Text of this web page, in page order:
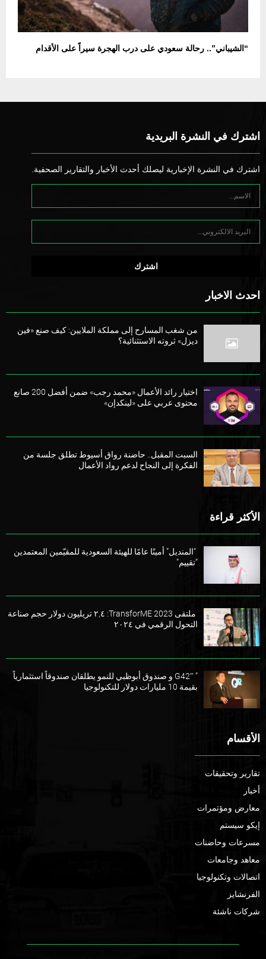
“الشيباني”.. رحالة سعودي على درب الهجرة سيراً على الأقدام
اشترك في النشرة البريدية
اشترك في النشرة الإخبارية ليصلك أحدث الأخبار والتقارير الصحفية.
احدث الاخبار
من شغب المسارح إلى مملكة الملايين: كيف صنع «فين
ديزل» ثروته الاستثنائية؟
اختيار رائد الأعمال «محمد رجب» ضمن أفضل 200 صانع
محتوى عربي على «لينكدإن»
السبت المقبل.. حاضنة رواق أسيوط تطلق جلسة من
الفكرة إلى النجاح لدعم رواد الأعمال
الأكثر قراءة
“المنديل” أمينًا عامًا للهيئة السعودية للمقيّمين المعتمدين
“تقييم”
ملتقى TransforME 2023: ٢,٤ تريليون دولار حجم صناعة
التحول الرقمي في ٢٠٢٤
” G42″ و صندوق أبوظبي للنمو يطلقان صندوقاً استثمارياً
بقيمة 10 مليارات دولار للتكنولوجيا
الأقسام
تقارير وتحقيقات
أخبار
معارض ومؤتمرات
إيكو سيستم
مسرعات وحاضنات
معاهد وجامعات
اتصالات وتكنولوجيا
الفرنشايز
شركات ناشئة